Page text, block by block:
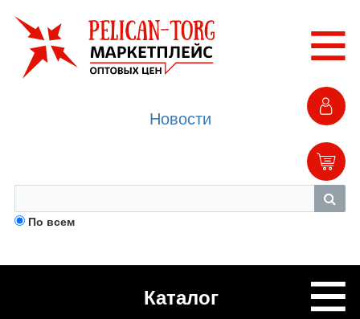
По всем
Новости
Каталог